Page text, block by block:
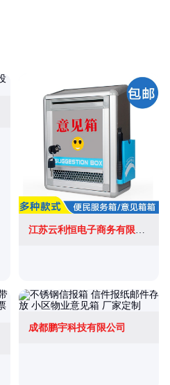
江苏云利恒电子商务有限公司
成都鹏宇科技有限公司